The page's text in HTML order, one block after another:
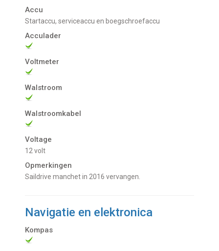
Accu
Startaccu, serviceaccu en boegschroefaccu
Acculader
Voltmeter
Walstroom
Walstroomkabel
Voltage
12 volt
Opmerkingen
Saildrive manchet in 2016 vervangen.
Navigatie en elektronica
Kompas